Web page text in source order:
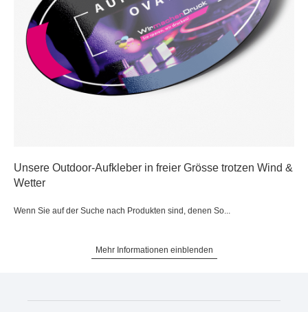
Unsere Outdoor-Aufkleber in freier Grösse trotzen Wind &
Wetter
Wenn Sie auf der Suche nach Produkten sind, denen So...
Mehr Informationen einblenden